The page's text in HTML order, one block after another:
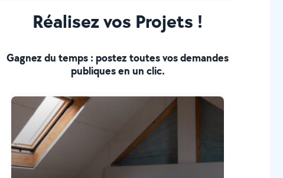
Réalisez vos Projets !
Gagnez du temps : postez toutes vos demandes
publiques en un clic.